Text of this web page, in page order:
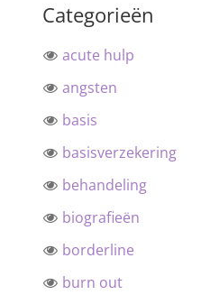
Categorieën
acute hulp
angsten
basis
basisverzekering
behandeling
biografieën
borderline
burn out